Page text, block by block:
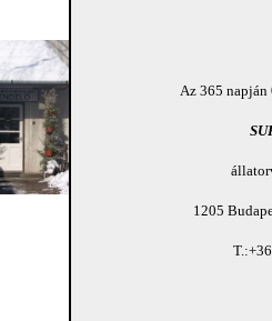
Az 365 napján
1205